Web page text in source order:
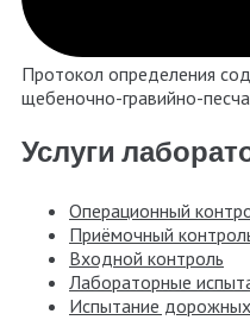
Протокол определения
щебеночно-гравийно-
Услуги
Операционный
Приёмочный
Входной контроль
Лабораторные
Испытание